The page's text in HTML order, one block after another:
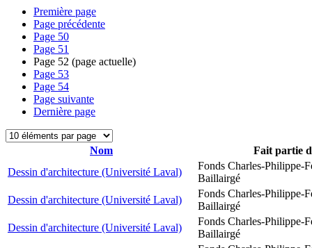
Première page
Page précédente
Page 50
Page 51
Page 52 (page actuelle)
Page 53
Page 54
Page suivante
Dernière page
Nom
Fait partie
Dessin d'architecture (Université Laval)
Fonds Charles-Philippe-
Baillairgé
Dessin d'architecture (Université Laval)
Fonds Charles-Philippe-
Baillairgé
Dessin d'architecture (Université Laval)
Fonds Charles-Philippe-
Baillairgé